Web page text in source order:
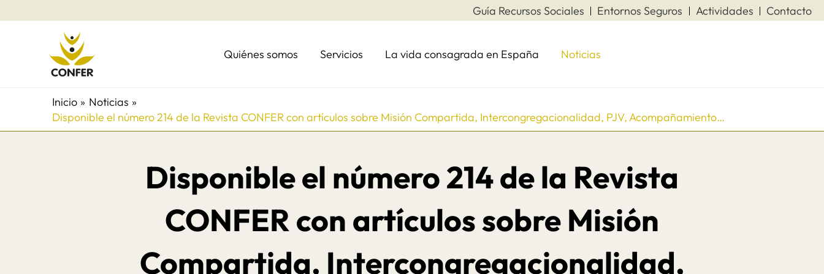
al
Guía Recursos Sociales Entornos Seguros Actividades Contacto
Quiénes somos Servicios La vida consagrada en España Noticias
Inicio
Noticias
Disponible el número 214 de la Revista CONFER con artículos sobre Misión Compartida, Intercongregacionalidad, PJV, Acompañamiento…
Disponible el número 214 de la Revista
CONFER con artículos sobre Misión
Compartida, Intercongregacionalidad,